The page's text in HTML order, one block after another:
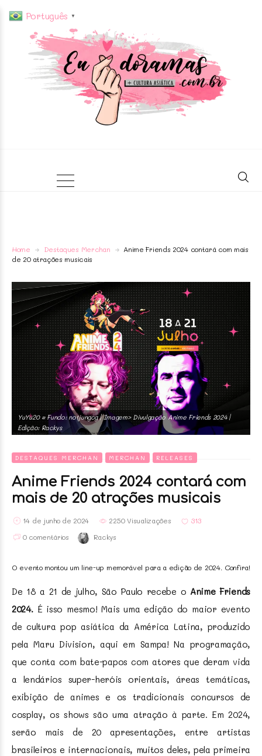
Home Destaques Merchan
Anime Friends 2024 contará com mais
de 20 atrações musicais
YuYu20 • Fundo: notjungcg | Imagem> Divulgação Anime Friends 2024 |
Edição: Rackys
DESTAQUES MERCHAN MERCHAN RELEASES
Anime Friends 2024 contará com
mais de 20 atrações musicais
14 de junho de 2024 2250 Visualizações
313
0 comentários
Rackys
O evento montou um line-up memorável para a edição de 2024. Confira!
De 18 a 21 de julho, São Paulo recebe o Anime Friends
2024.É isso mesmo! Mais uma edição do maior evento
de cultura pop asiática da América Latina, produzido
pela Maru Division, aqui em Sampa! Na programação,
que conta com bate-papos com atores que deram vida
a lendários super-heróis orientais, áreas temáticas,
exibição de animes e os tradicionais concursos de
cosplay, os shows são uma atração à parte. Em 2024,
serão mais de 20 apresentações, entre artistas
brasileiros e internacionais, muitos deles, pela primeira
Português ▼